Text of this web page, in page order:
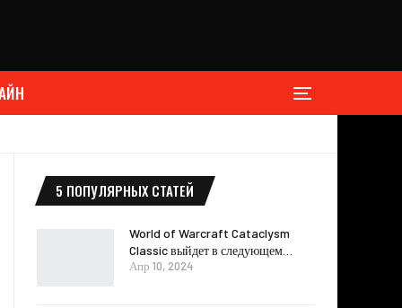
5 ПОПУЛЯРНЫХ СТАТЕЙ
World of Warcraft Cataclysm
Classic выйдет в следующем…
Апр 10, 2024